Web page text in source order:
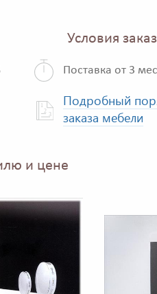
Условия
Поставка от 3
Подробный
заказа мебели
и цене